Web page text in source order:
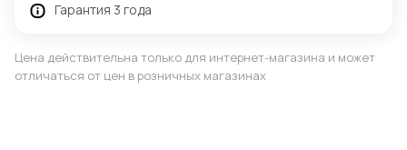
Гарантия 3 года
Цена действительна только для интернет-магазина и может
отличаться от цен в розничных магазинах